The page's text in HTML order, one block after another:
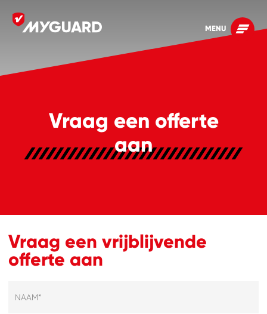
MENU
Vraag een offerte
aan
Vraag een vrijblijvende
offerte aan